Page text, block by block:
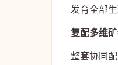
发育全部
复配多维
整套协同